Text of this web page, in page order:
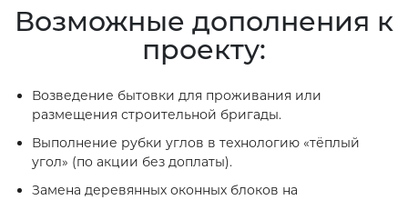
Возможные дополнения к
проекту:
Возведение бытовки для проживания или
размещения строительной бригады.
Выполнение рубки углов в технологию «тёплый
угол» (по акции без доплаты).
Замена деревянных оконных блоков на